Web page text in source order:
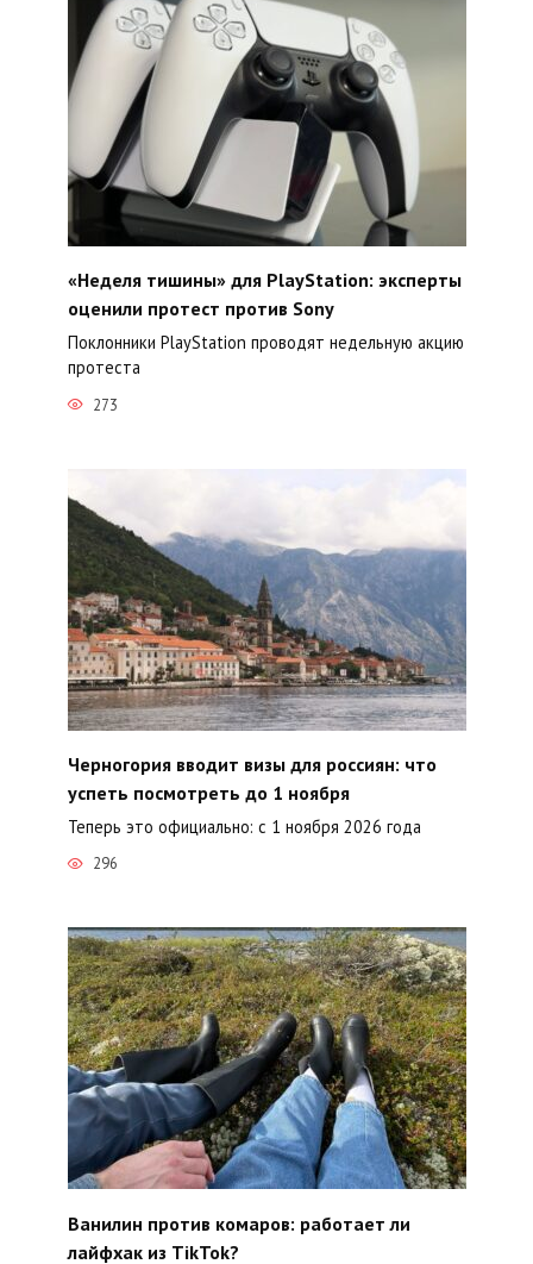
«Неделя тишины» для PlayStation: эксперты
оценили протест против Sony
Поклонники PlayStation проводят недельную акцию
протеста
273
Черногория вводит визы для россиян: что
успеть посмотреть до 1 ноября
Теперь это официально: с 1 ноября 2026 года
296
Ванилин против комаров: работает ли
лайфхак из TikTok?